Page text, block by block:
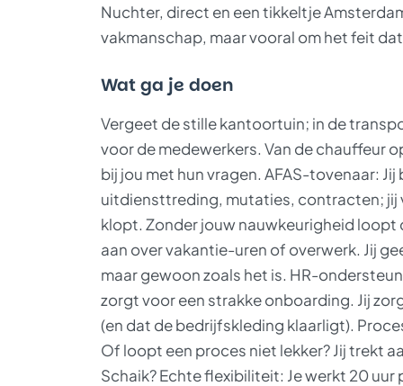
Nuchter, direct en een tikkeltje
vakmanschap, maar vooral om het feit
Wat ga je doen
Vergeet de stille kantoortuin; in de
voor de medewerkers. Van de chauffeur
bij jou met hun vragen. AFAS-tovenaar:
uitdiensttreding, mutaties, contracten; jij
klopt. Zonder jouw nauwkeurigheid loopt
aan over vakantie-uren of overwerk. Jij
maar gewoon zoals het is. HR-
zorgt voor een strakke onboarding. Jij
(en dat de bedrijfskleding klaarligt).
Of loopt een proces niet lekker? Jij trekt
Schaik? Echte flexibiliteit: Je werkt 20 uur